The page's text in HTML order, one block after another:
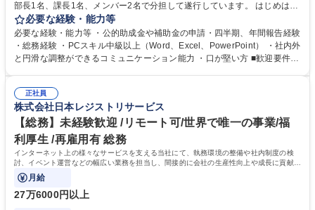
部長1名、課長1名、メンバー2名で分担して遂行しています。 はじめは担
当者として業務を覚えていただき、ゆくゆくはリーダーやマネージャーポ
ジションとして活躍いただくことを期待しています。 【総務・人事グルー
プの業務内容】 ・人事制度関連 ・採用活動 ・教育研修の企画、実行 ・勤
怠管理 ・官公庁への各種提出 ・法定の会議運営（評議員会、理事会） ・
管理 ・福利厚生関連 ・職員からの問合せ、相談対応 ・その他日常の総務
業務全般 募集職種 【東京／文京区】公益財団法人の総務人事業務／年間
休日125日
必要な経験・能力等
必要な経験・能力等 ・公的助成金や補助金の申請・四半期、年間報告経験
・総務経験 ・PCスキル中級以上（Word、Excel、PowerPoint） ・社内外
と円滑な調整ができるコミュニケーション能力 ・口が堅い方 ■歓迎要件
正社員
株式会社日本レジストリサービス
【総務】未経験歓迎 /リモート可/世界で唯一の事業/福
利厚生 /再雇用有 総務
インターネット上の様々なサービスを支える当社にて、執務環境の整備や社内制度の検
討、イベント運営などの幅広い業務を担当し、間接的に会社の生産性向上や成長に貢献し
ている部署です。
月給
27万6000円以上